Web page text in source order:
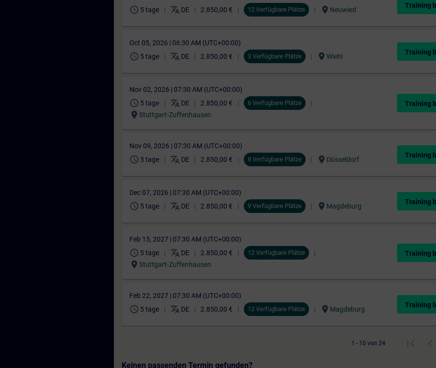
schedule 5 tage translate DE 2.850,00 € 12 Verfügbare Plätze location_on Neuwied
Training
Oct 05, 2026 | 06:30 AM (UTC+00:00)
schedule 5 tage translate DE 2.850,00 € 3 Verfügbare Plätze location_on Wiehl
Training
Nov 02, 2026 | 07:30 AM (UTC+00:00)
schedule 5 tage translate DE 2.850,00 € 6 Verfügbare Plätze
location_on Stuttgart-Zuffenhausen
Training
Nov 09, 2026 | 07:30 AM (UTC+00:00)
schedule 5 tage translate DE 2.850,00 € 8 Verfügbare Plätze location_on Düsseldorf
Training
Dec 07, 2026 | 07:30 AM (UTC+00:00)
schedule 5 tage translate DE 2.850,00 € 9 Verfügbare Plätze location_on Magdeburg
Training
Feb 15, 2027 | 07:30 AM (UTC+00:00)
schedule 5 tage translate DE 2.850,00 € 12 Verfügbare Plätze
location_on Stuttgart-Zuffenhausen
Training
Feb 22, 2027 | 07:30 AM (UTC+00:00)
schedule 5 tage translate DE 2.850,00 € 12 Verfügbare Plätze location_on Magdeburg
Training
1 - 10 von 24
Keinen passenden Termin gefunden?